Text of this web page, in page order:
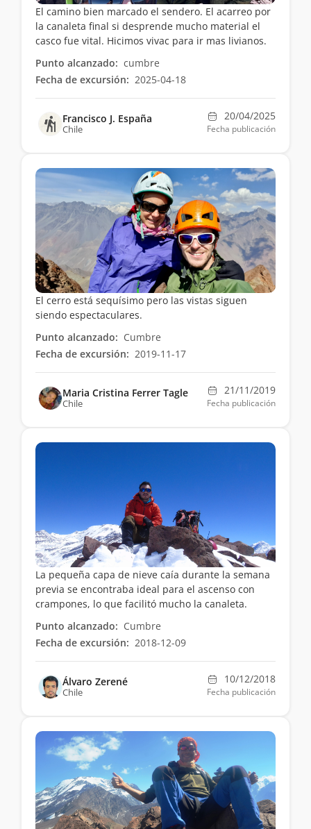
El camino bien marcado el sendero. El acarreo por
la canaleta final si desprende mucho material el
casco fue vital. Hicimos vivac para ir mas livianos.
Punto alcanzado: cumbre
Fecha de excursión: 2025-04-18
Francisco J. España
Chile
20/04/2025
Fecha publicación
El cerro está sequísimo pero las vistas siguen
siendo espectaculares.
Punto alcanzado: Cumbre
Fecha de excursión: 2019-11-17
Maria Cristina Ferrer Tagle
Chile
21/11/2019
Fecha publicación
La pequeña capa de nieve caía durante la semana
previa se encontraba ideal para el ascenso con
crampones, lo que facilitó mucho la canaleta.
Punto alcanzado: Cumbre
Fecha de excursión: 2018-12-09
Álvaro Zerené
Chile
10/12/2018
Fecha publicación